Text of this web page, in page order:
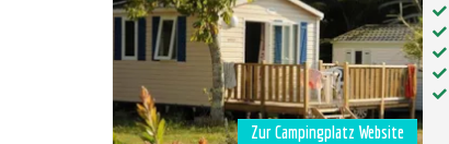
Zur Campingplatz Website